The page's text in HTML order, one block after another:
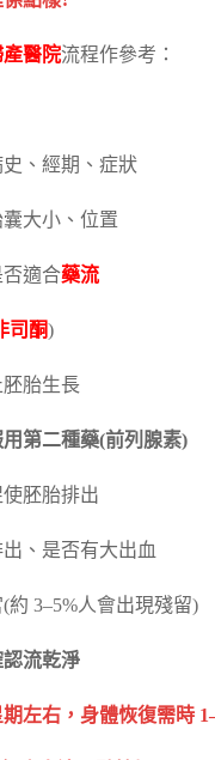
醫院流程作參考：
、經期、症狀
大小、位置
適合藥流
司酮)
胎生長
用第二種藥(前列腺素)
胚胎排出
、是否有大出血
約 3–5%人會出現殘留)
流乾淨
左右，身體恢復需時